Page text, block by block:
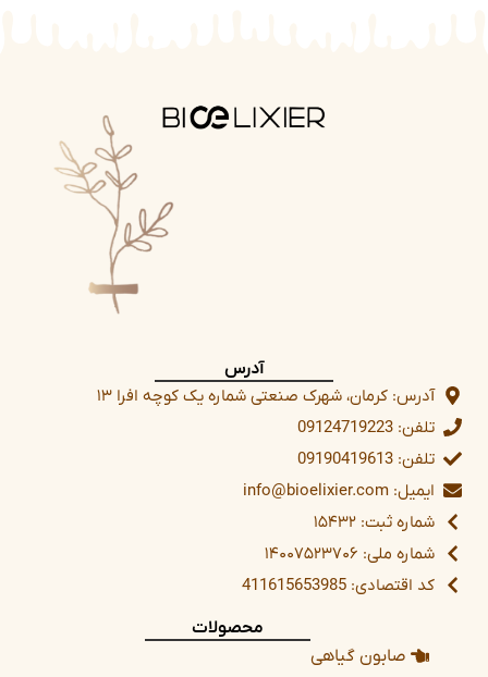
آدرس
آدرس: کرمان، شهرک صنعتی شماره یک کوچه افرا ۱۳
تلفن: 09124719223
تلفن: 09190419613
ایمیل: info@bioelixier.com
شماره ثبت: ۱۵۴۳۲
شماره ملی: ۱۴۰۰۷۵۲۳۷۰۶
کد اقتصادی: 411615653985
محصولات
صابون گیاهی